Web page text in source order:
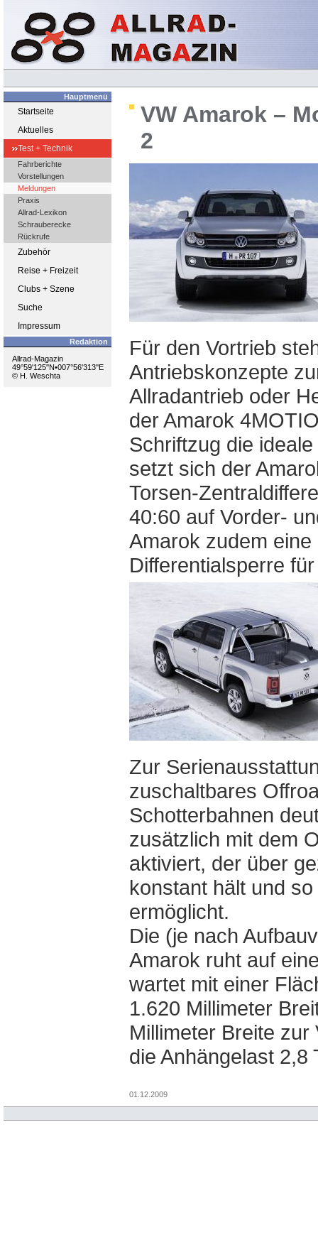
Hauptmenü
Startseite
Aktuelles
Test + Technik
Fahrberichte
Vorstellungen
Meldungen
Praxis
Allrad-Lexikon
Schrauberecke
Rückrufe
Zubehör
Reise + Freizeit
Clubs + Szene
Suche
Impressum
Redaktion
Allrad-Magazin
49°59'125''N•007°56'313''E
© H. Weschta
VW Amarok –
2
Für den Vortrieb
Antriebskonzepte
Allradantrieb oder
der Amarok
Schriftzug die
setzt sich der
Torsen-
40:60 auf Vorder-
Amarok zudem
Differentialsperre
Zur
zuschaltbares
Schotterbahnen
zusätzlich mit dem
aktiviert, der über
konstant hält und
ermöglicht.
Die (je nach
Amarok ruht auf
wartet mit einer
1.620 Millimeter
Millimeter Breite
die Anhängelast 2,8
01.12.2009